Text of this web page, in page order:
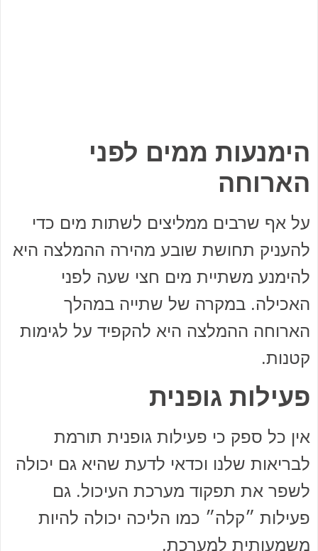
הימנעות ממים לפני
הארוחה
על אף שרבים ממליצים לשתות מים כדי
להעניק תחושת שובע מהירה ההמלצה היא
להימנע משתיית מים חצי שעה לפני
האכילה. במקרה של שתייה במהלך
הארוחה ההמלצה היא להקפיד על לגימות
קטנות.
פעילות גופנית
אין כל ספק כי פעילות גופנית תורמת
לבריאות שלנו וכדאי לדעת שהיא גם יכולה
לשפר את תפקוד מערכת העיכול. גם
פעילות ״קלה״ כמו הליכה יכולה להיות
משמעותית למערכת.